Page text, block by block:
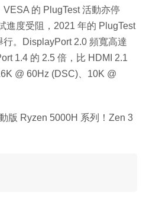
的 PlugTest 活動亦停
進度受阻，2021 年的 PlugTest
。DisplayPort 2.0 頻寬高達
1.4 的 2.5 倍，比 HDMI 2.1
@ 60Hz (DSC)、10K @
版 Ryzen 5000H 系列！Zen 3